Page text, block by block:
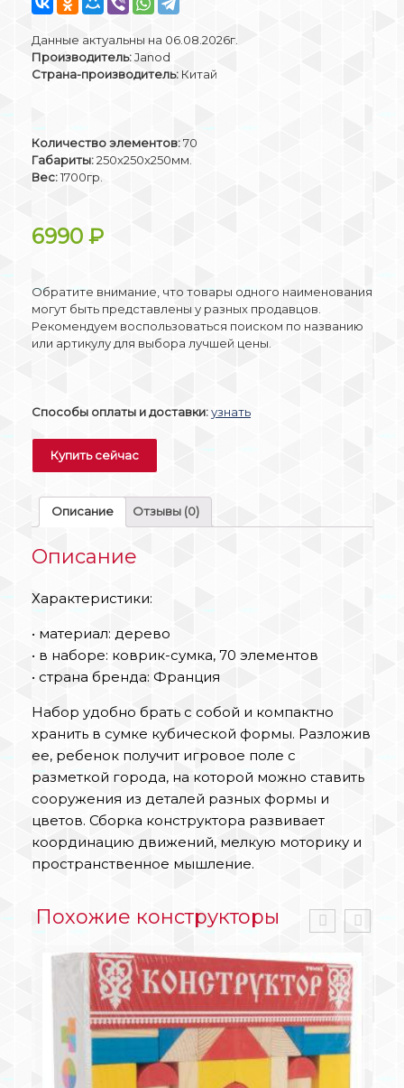
Данные актуальны на 06.08.2026г.
Производитель:Janod
Страна-производитель: Китай
Количество элементов:70
Габариты:250x250x250мм.
Вес:1700гр.
6990 ₽
Обратите внимание, что товары одного наименования
могут быть представлены у разных продавцов.
Рекомендуем воспользоваться поиском по названию
или артикулу для выбора лучшей цены.
Способы оплаты и доставки:узнать
Купить сейчас
Описание Отзывы (0)
Описание
Характеристики:
• материал: дерево
• в наборе: коврик-сумка, 70 элементов
• страна бренда: Франция
Набор удобно брать с собой и компактно
хранить в сумке кубической формы. Разложив
ее, ребенок получит игровое поле с
разметкой города, на которой можно ставить
сооружения из деталей разных формы и
цветов. Сборка конструктора развивает
координацию движений, мелкую моторику и
пространственное мышление.
Похожие конструкторы